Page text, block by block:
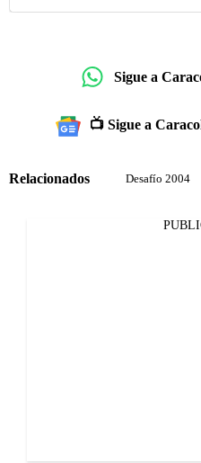
Sigue a
📺 Sigue a
Relacionados Desafío 2004